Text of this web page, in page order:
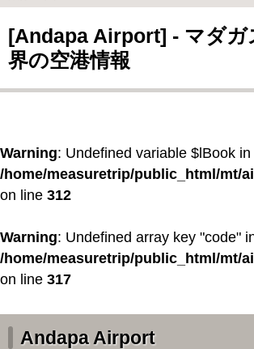
[Andapa Airport] - マダガ
界の空港情報
Warning: Undefined variable $lBook in
/home/measuretrip/public_html/mt/
on line 312
Warning: Undefined array key "code"
/home/measuretrip/public_html/mt/
on line 317
Andapa Airport